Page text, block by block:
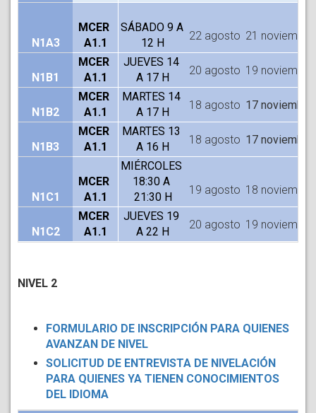
N1A3
MCER
A1.1
SÁBADO 9 A
12 H
22 agosto 21 noviembre
N1B1
MCER
A1.1
JUEVES 14
A 17 H
20 agosto 19 noviembre
N1B2
MCER
A1.1
MARTES 14
A 17 H
18 agosto 17 noviembre
N1B3
MCER
A1.1
MARTES 13
A 16 H
18 agosto 17 noviembre
N1C1
MCER
A1.1
MIÉRCOLES
18:30 A
21:30 H
19 agosto 18 noviembre
N1C2
MCER
A1.1
JUEVES 19
A 22 H
20 agosto 19 noviembre
NIVEL 2
FORMULARIO DE INSCRIPCIÓN PARA QUIENES
AVANZAN DE NIVEL
SOLICITUD DE ENTREVISTA DE NIVELACIÓN
PARA QUIENES YA TIENEN CONOCIMIENTOS
DEL IDIOMA